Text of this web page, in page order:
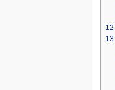
12
13